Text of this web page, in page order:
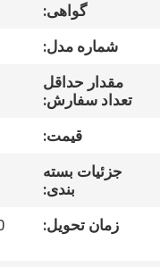
کنترل
گواهی:
شماره مدل:
مقدار حداقل
تعداد سفارش:
قیمت:
جزئیات بسته
بندی:
زمان تحویل: